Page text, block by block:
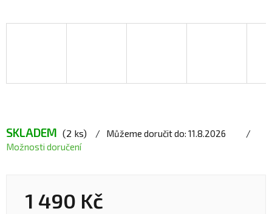
SKLADEM (2 ks) Můžeme doručit do: 11.8.2026
Možnosti doručení
1 490 Kč